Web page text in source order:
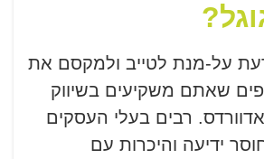
על-מנת לטייב ולמקסם את
שאתם משקיעים בשיווק
רבים בעלי העסקים
ידיעה והיכרות עם